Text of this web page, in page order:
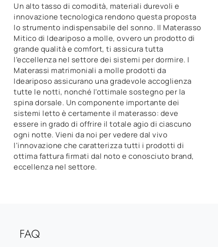
Un alto tasso di comodità, materiali durevoli e
innovazione tecnologica rendono questa proposta
lo strumento indispensabile del sonno. Il Materasso
Mitico di Ideariposo a molle, ovvero un prodotto di
grande qualità e comfort, ti assicura tutta
l'eccellenza nel settore dei sistemi per dormire. I
Materassi matrimoniali a molle prodotti da
Ideariposo assicurano una gradevole accoglienza
tutte le notti, nonché l'ottimale sostegno per la
spina dorsale. Un componente importante dei
sistemi letto è certamente il materasso: deve
essere in grado di offrire il totale agio di ciascuno
ogni notte. Vieni da noi per vedere dal vivo
l'innovazione che caratterizza tutti i prodotti di
ottima fattura firmati dal noto e conosciuto brand,
eccellenza nel settore.
FAQ